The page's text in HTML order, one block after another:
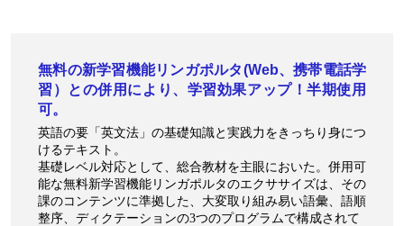
無料の新学習機能リンガポルタ(Web、携帯電話学
習）との併用により、学習効果アップ！半期使用
可。
英語の要「英文法」の基礎知識と実践力をきっちり身につ
けるテキスト。
基礎レベル対応として、総合教材を主眼においた。併用可
能な無料新学習機能リンガポルタのエクササイズは、その
課のコンテンツに準拠した、 大変取り組み易い語彙、語順
整序、ディクテーションの3つのプログラムで構成されて